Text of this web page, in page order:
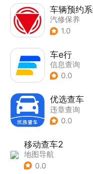
车辆预约
汽修保养
1.0
车e行
信息查询
0.0
优选查车
违章查询
0.0
移动查车2
地图导航
0.0